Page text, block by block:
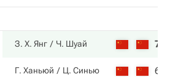
З. Х. Янг Ч. Шуай 7
Г. Ханьюй Ц. Синью 6